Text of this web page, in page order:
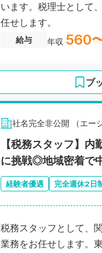
います。税理士として
任せします。
給与 年収 560
ブ
社名完全非公開 （エー
【税務スタッフ】
に挑戦◎地域密着で
経験者優遇 完全週休2日
税務スタッフとして、
業務をお任せします。